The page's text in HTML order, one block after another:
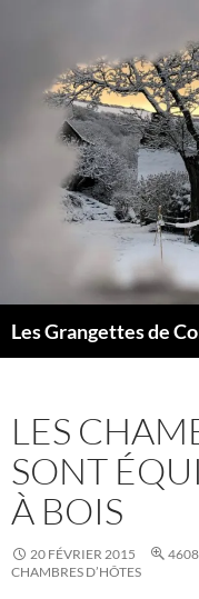
Les Grangettes de
LES
SONT
À BOIS
20 FÉVRIER 2015
CHAMBRES D’HÔTES